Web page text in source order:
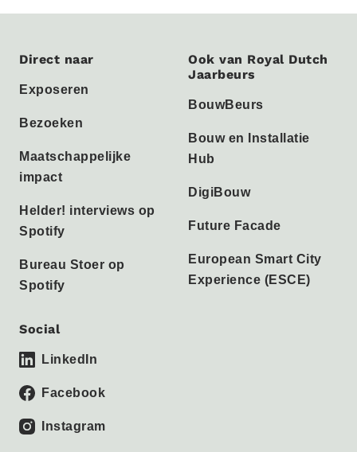
Direct naar
Exposeren
Bezoeken
Maatschappelijke
impact
Helder! interviews op
Spotify
Bureau Stoer op
Spotify
Ook van Royal Dutch
Jaarbeurs
BouwBeurs
Bouw en Installatie
Hub
DigiBouw
Future Facade
European Smart City
Experience (ESCE)
Social
LinkedIn
Facebook
Instagram